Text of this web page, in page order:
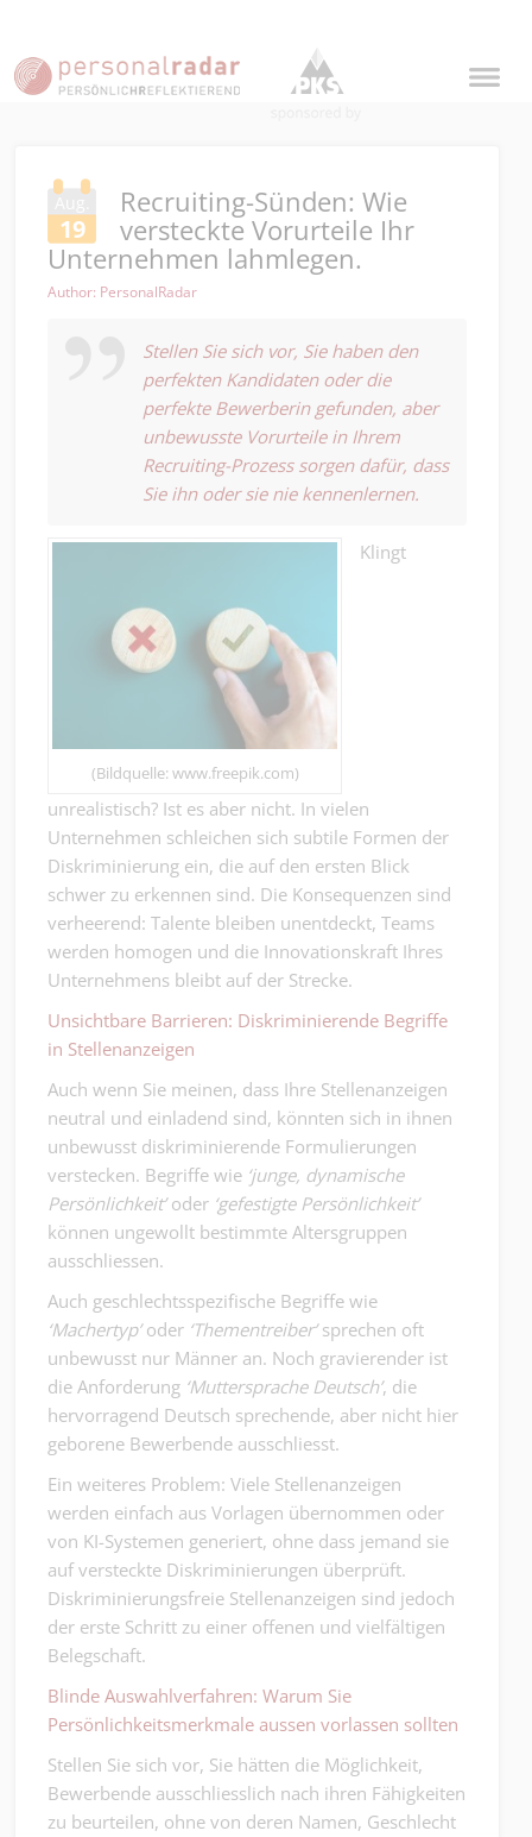
Aug.
19
Recruiting-Sünden: Wie
versteckte Vorurteile Ihr
Unternehmen lahmlegen.
Author: PersonalRadar
Stellen Sie sich vor, Sie haben den
perfekten Kandidaten oder die
perfekte Bewerberin gefunden, aber
unbewusste Vorurteile in Ihrem
Recruiting-Prozess sorgen dafür, dass
Sie ihn oder sie nie kennenlernen.
(Bildquelle: www.freepik.com)
Klingt
unrealistisch? Ist es aber nicht. In vielen
Unternehmen schleichen sich subtile Formen der
Diskriminierung ein, die auf den ersten Blick
schwer zu erkennen sind. Die Konsequenzen sind
verheerend: Talente bleiben unentdeckt, Teams
werden homogen und die Innovationskraft Ihres
Unternehmens bleibt auf der Strecke.
Unsichtbare Barrieren: Diskriminierende Begriffe
in Stellenanzeigen
Auch wenn Sie meinen, dass Ihre Stellenanzeigen
neutral und einladend sind, könnten sich in ihnen
unbewusst diskriminierende Formulierungen
verstecken. Begriffe wie ‘junge, dynamische
Persönlichkeit’oder ‘gefestigte Persönlichkeit’
können ungewollt bestimmte Altersgruppen
ausschliessen.
Auch geschlechtsspezifische Begriffe wie
‘Machertyp’oder ‘Thementreiber’sprechen oft
unbewusst nur Männer an. Noch gravierender ist
die Anforderung ‘Muttersprache Deutsch’, die
hervorragend Deutsch sprechende, aber nicht hier
geborene Bewerbende ausschliesst.
Ein weiteres Problem: Viele Stellenanzeigen
werden einfach aus Vorlagen übernommen oder
von KI-Systemen generiert, ohne dass jemand sie
auf versteckte Diskriminierungen überprüft.
Diskriminierungsfreie Stellenanzeigen sind jedoch
der erste Schritt zu einer offenen und vielfältigen
Belegschaft.
Blinde Auswahlverfahren: Warum Sie
Persönlichkeitsmerkmale aussen vorlassen sollten
Stellen Sie sich vor, Sie hätten die Möglichkeit,
Bewerbende ausschliesslich nach ihren Fähigkeiten
zu beurteilen, ohne von deren Namen, Geschlecht